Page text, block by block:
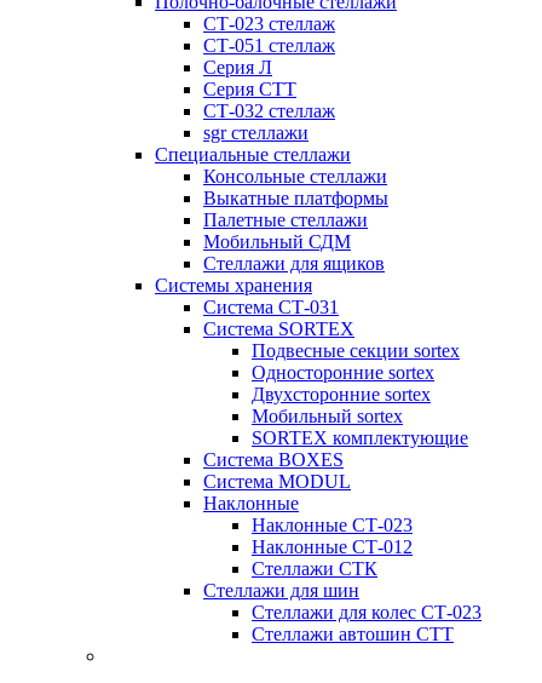
СТ-023 стеллаж
СТ-051 стеллаж
Серия Л
Серия СТТ
СТ-032 стеллаж
sgr стеллажи
Специальные стеллажи
Консольные стеллажи
Выкатные платформы
Палетные стеллажи
Мобильный СДМ
Стеллажи для ящиков
Системы хранения
Система СТ-031
Система SORTEX
Подвесные секции sortex
Односторонние sortex
Двухсторонние sortex
Мобильный sortex
SORTEX комплектующие
Система BOXES
Система MODUL
Наклонные
Наклонные СТ-023
Наклонные СТ-012
Стеллажи СТК
Стеллажи для шин
Стеллажи для колес СТ-023
Стеллажи автошин СТТ